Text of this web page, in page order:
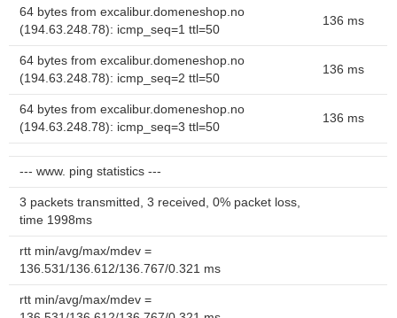
64 bytes from excalibur.domeneshop.no
(194.63.248.78): icmp_seq=1 ttl=50
136 ms
64 bytes from excalibur.domeneshop.no
(194.63.248.78): icmp_seq=2 ttl=50
136 ms
64 bytes from excalibur.domeneshop.no
(194.63.248.78): icmp_seq=3 ttl=50
136 ms
--- www. ping statistics ---
3 packets transmitted, 3 received, 0% packet loss,
time 1998ms
rtt min/avg/max/mdev =
136.531/136.612/136.767/0.321 ms
rtt min/avg/max/mdev =